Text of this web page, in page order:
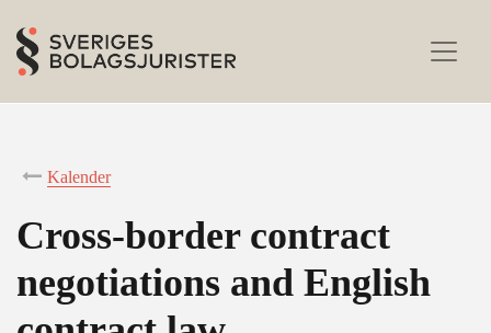
Kalender
Cross-border contract
negotiations and English